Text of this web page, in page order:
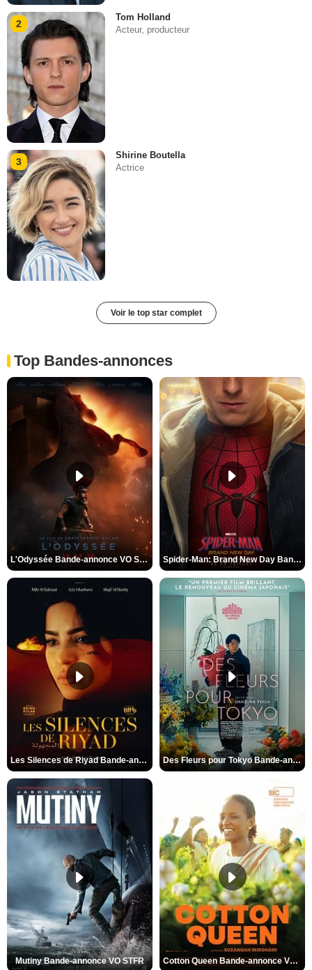
2
Tom Holland
Acteur, producteur
3
Shirine Boutella
Actrice
Voir le top star complet
Top Bandes-annonces
L'Odyssée Bande-annonce VO STFR Spider-Man: Brand New Day Bande-annonce VO STFR
Les Silences de Riyad Bande-annonce VO STFR Des Fleurs pour Tokyo Bande-annonce VO STFR
Mutiny Bande-annonce VO STFR Cotton Queen Bande-annonce VO STFR